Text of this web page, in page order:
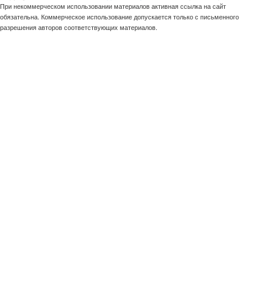
При некоммерческом использовании материалов активная ссылка на сайт
обязательна. Коммерческое использование допускается только с письменного
разрешения авторов соответствующих материалов.